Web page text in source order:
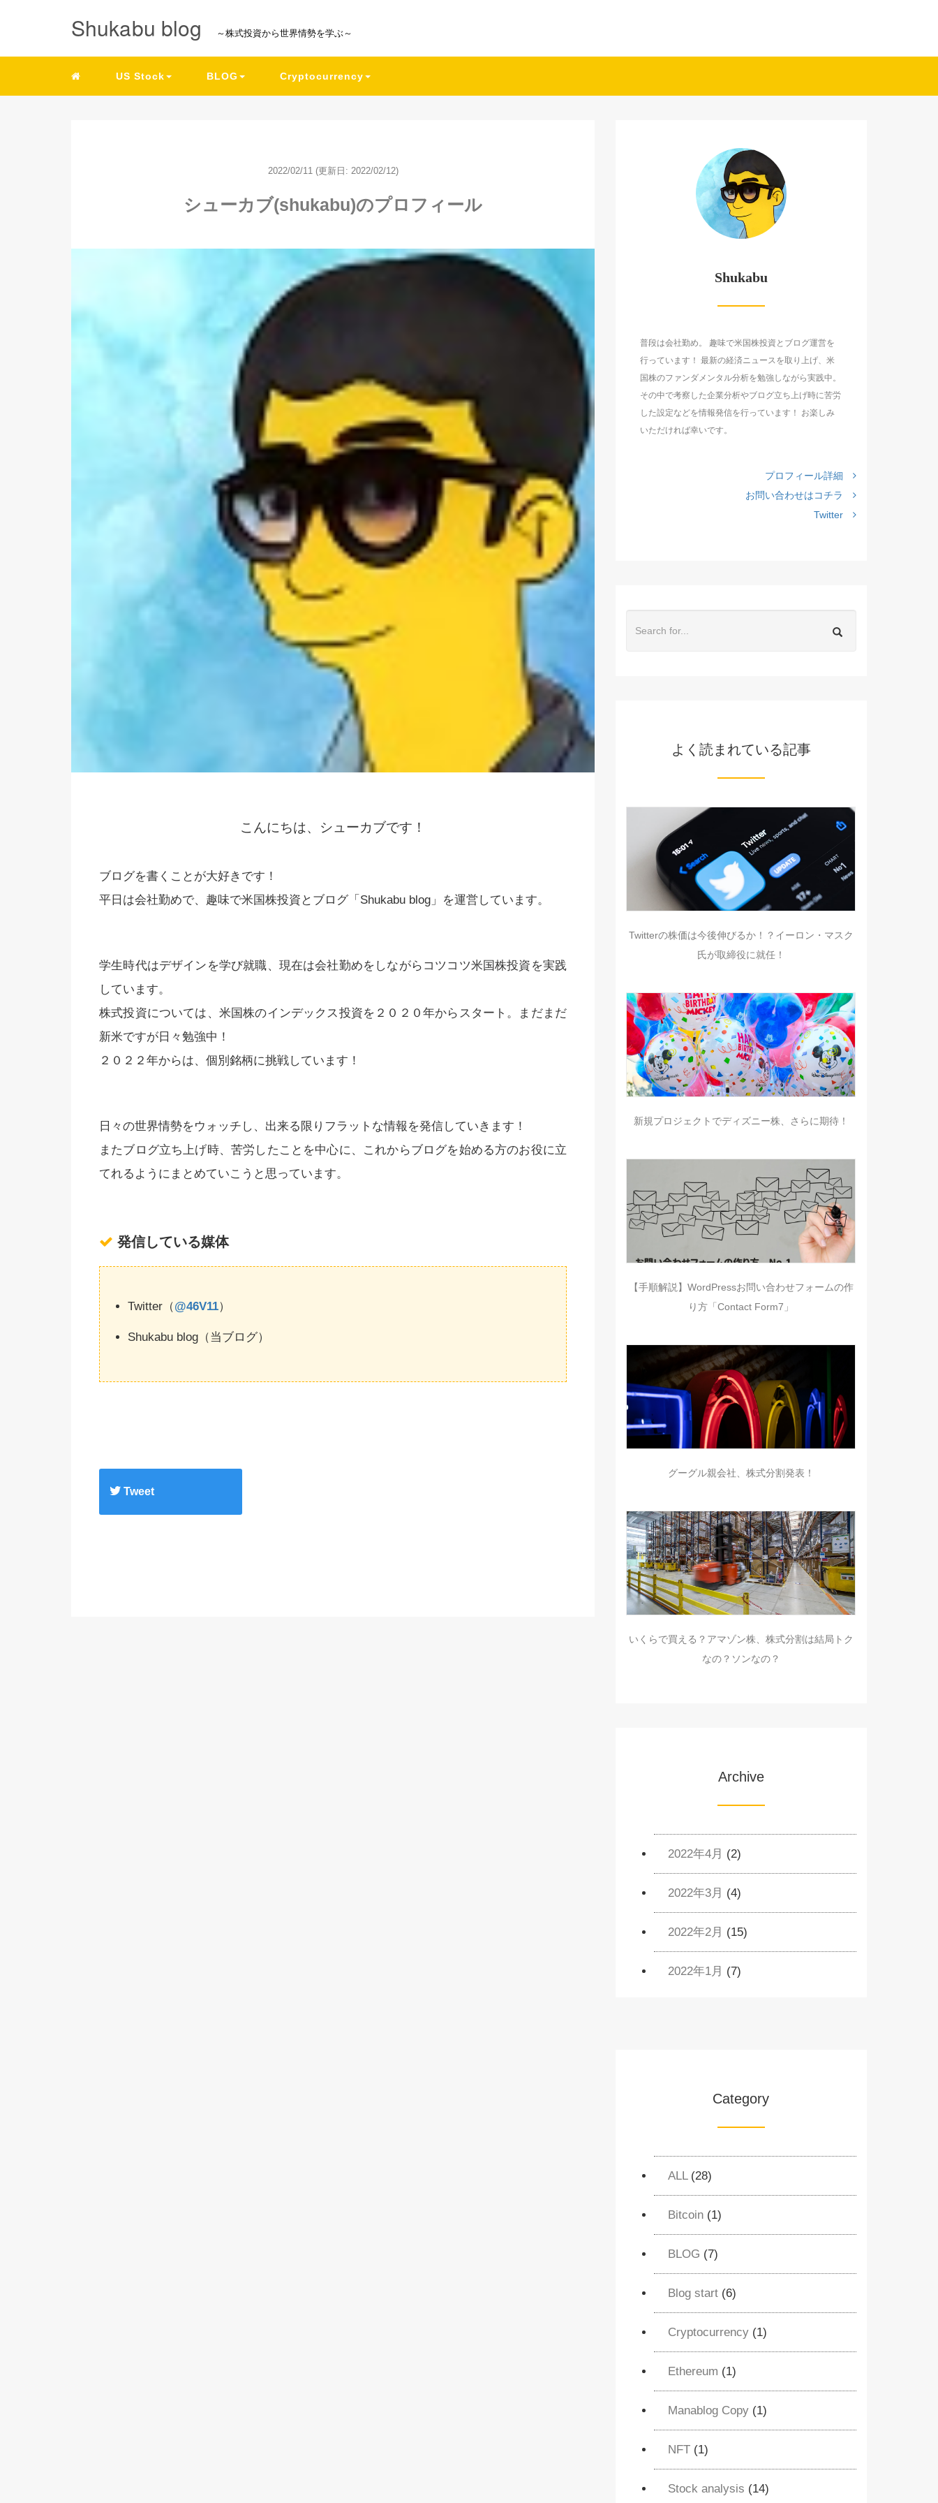
Shukabu blog ～株式投資から世界情勢を学ぶ～
US Stock BLOG Cryptocurrency
2022/02/11 (更新日: 2022/02/12)
シューカブ(shukabu)のプロフィール
こんにちは、シューカブです！
ブログを書くことが大好きです！
平日は会社勤めで、趣味で米国株投資とブログ「Shukabu blog」を運営しています。
学生時代はデザインを学び就職、現在は会社勤めをしながらコツコツ米国株投資を実践
しています。
株式投資については、米国株のインデックス投資を２０２０年からスタート。まだまだ
新米ですが日々勉強中！
２０２２年からは、個別銘柄に挑戦しています！
日々の世界情勢をウォッチし、出来る限りフラットな情報を発信していきます！
またブログ立ち上げ時、苦労したことを中心に、これからブログを始める方のお役に立
てれるようにまとめていこうと思っています。
発信している媒体
Twitter（@46V11）
Shukabu blog（当ブログ）
Tweet
Shukabu
普段は会社勤め。 趣味で米国株投資とブログ運営を
行っています！ 最新の経済ニュースを取り上げ、米
国株のファンダメンタル分析を勉強しながら実践中。
その中で考察した企業分析やブログ立ち上げ時に苦労
した設定などを情報発信を行っています！ お楽しみ
いただければ幸いです。
プロフィール詳細
お問い合わせはコチラ
Twitter
よく読まれている記事
Twitterの株価は今後伸びるか！？イーロン・マスク
氏が取締役に就任！
新規プロジェクトでディズニー株、さらに期待！
【手順解説】WordPressお問い合わせフォームの作
り方「Contact Form7」
グーグル親会社、株式分割発表！
いくらで買える？アマゾン株、株式分割は結局トク
なの？ソンなの？
Archive
2022年4月 (2)
2022年3月 (4)
2022年2月 (15)
2022年1月 (7)
Category
ALL(28)
Bitcoin (1)
BLOG (7)
Blog start (6)
Cryptocurrency (1)
Ethereum (1)
Manablog Copy (1)
NFT (1)
Stock analysis (14)